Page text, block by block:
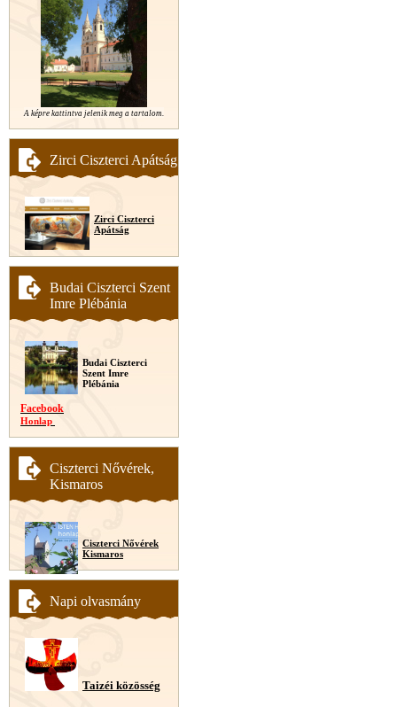
A képre kattintva jelenik meg a tartalom.
Zirci Ciszterci Apátság
Zirci Ciszterci
Apátság
Budai Ciszterci Szent
Imre Plébánia
Budai Ciszterci
Szent Imre
Plébánia
Facebook
Honlap
Ciszterci Nővérek,
Kismaros
Ciszterci Nővérek
Kismaros
Napi olvasmány
Taizéi közösség